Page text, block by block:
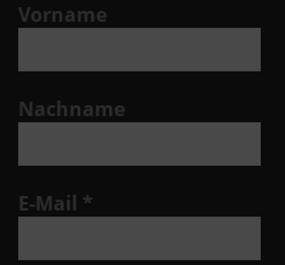
Vorname
Nachname
E-Mail *